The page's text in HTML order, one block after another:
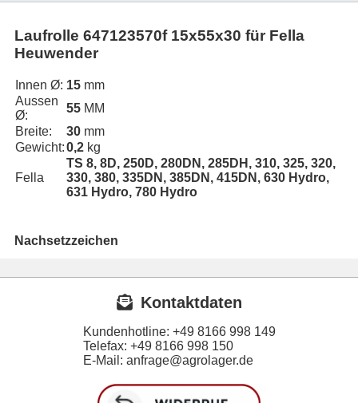
Laufrolle 647123570f 15x55x30 für Fella
Heuwender
Innen Ø: 15 mm
Aussen
Ø:
55 MM
Breite:
30 mm
Gewicht:0,2 kg
Fella
TS 8, 8D, 250D, 280DN, 285DH, 310, 325, 320,
330, 380, 335DN, 385DN, 415DN, 630 Hydro,
631 Hydro, 780 Hydro
Nachsetzzeichen
Kontaktdaten
Kundenhotline: +49 8166 998 149
Telefax: +49 8166 998 150
E-Mail: anfrage@agrolager.de